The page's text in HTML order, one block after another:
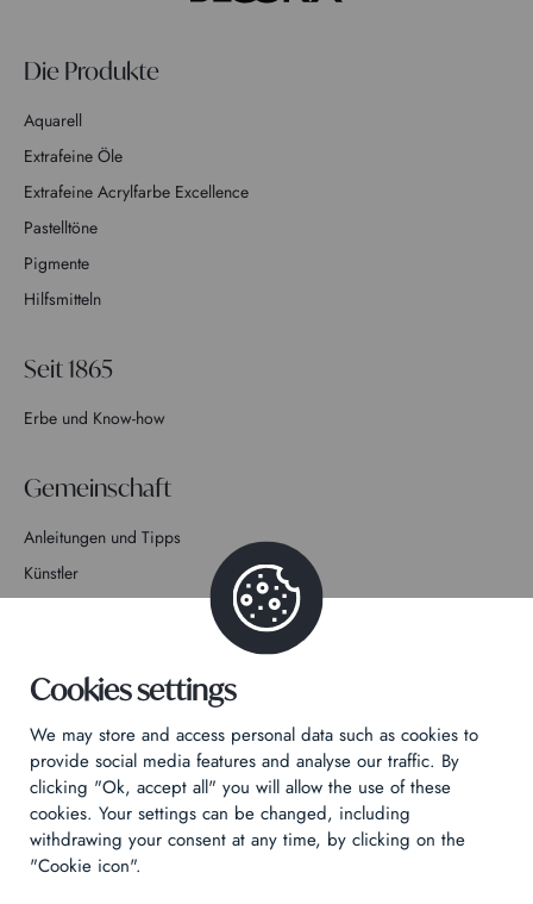
Die Produkte
Aquarell
Extrafeine Öle
Extrafeine Acrylfarbe Excellence
Pastelltöne
Pigmente
Hilfsmitteln
Seit 1865
Erbe und Know-how
Gemeinschaft
Anleitungen und Tipps
Künstler
Mitmachen bei der Geschichte
Kontakt
Datenschutzrichtlinie
Rechtliche Hinweise
Cookies settings
We may store and access personal data such as cookies to
provide social media features and analyse our traffic. By
clicking "Ok, accept all" you will allow the use of these
cookies. Your settings can be changed, including
withdrawing your consent at any time, by clicking on the
"Cookie icon".